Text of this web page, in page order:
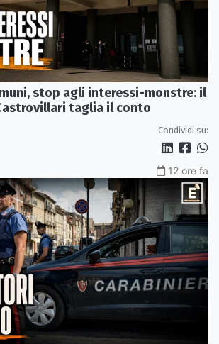
stop agli interessi-monstre: il
taglia il conto
Condividi su:
12 ore fa